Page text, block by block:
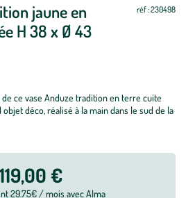
jaune en
H 38 x Ø 43
réf : 230498
ce vase Anduze tradition en terre cuite
objet déco, réalisé à la main dans le sud de la
119,00 €
29.75€ / mois avec Alma